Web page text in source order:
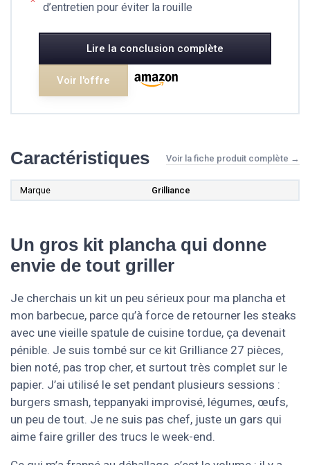
d’entretien pour éviter la rouille
Lire la conclusion complète
Voir l'offre
Caractéristiques Voir la fiche produit complète →
Marque Grilliance
Un gros kit plancha qui donne
envie de tout griller
Je cherchais un kit un peu sérieux pour ma plancha et
mon barbecue, parce qu’à force de retourner les steaks
avec une vieille spatule de cuisine tordue, ça devenait
pénible. Je suis tombé sur ce kit Grilliance 27 pièces,
bien noté, pas trop cher, et surtout très complet sur le
papier. J’ai utilisé le set pendant plusieurs sessions :
burgers smash, teppanyaki improvisé, légumes, œufs,
un peu de tout. Je ne suis pas chef, juste un gars qui
aime faire griller des trucs le week-end.